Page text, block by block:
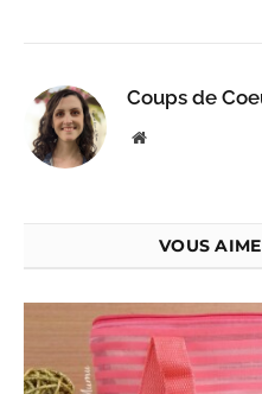
Coups de
Website
VOUS